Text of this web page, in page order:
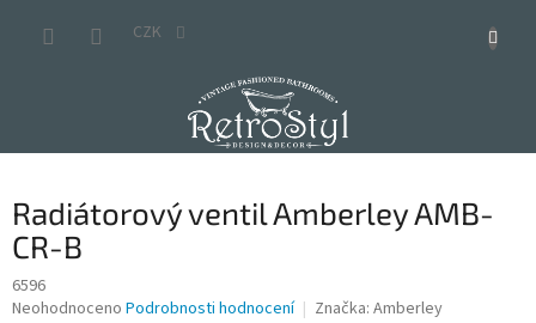
CZK
Radiátorový ventil Amberley AMB-
CR-B
6596
Průměrné
Neohodnoceno Podrobnosti hodnocení Značka: Amberley